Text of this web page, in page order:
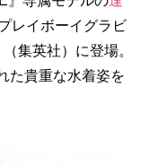
レイボーイグラビ
集英社）に登場。
た貴重な水着姿を